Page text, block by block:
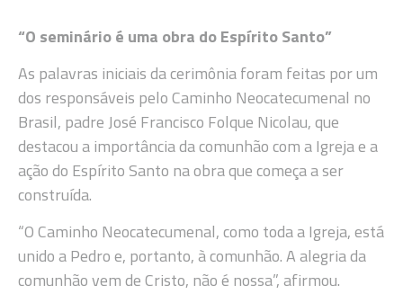
“O seminário é uma obra do Espírito Santo”
As palavras iniciais da cerimônia foram feitas por um
dos responsáveis pelo Caminho Neocatecumenal no
Brasil, padre José Francisco Folque Nicolau, que
destacou a importância da comunhão com a Igreja e a
ação do Espírito Santo na obra que começa a ser
construída.
“O Caminho Neocatecumenal, como toda a Igreja, está
unido a Pedro e, portanto, à comunhão. A alegria da
comunhão vem de Cristo, não é nossa”, afirmou.